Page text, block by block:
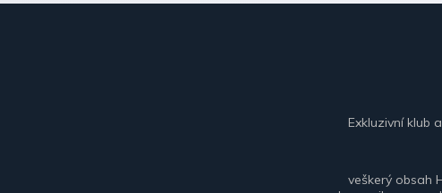
Exkluzivní klub
veškerý obsah